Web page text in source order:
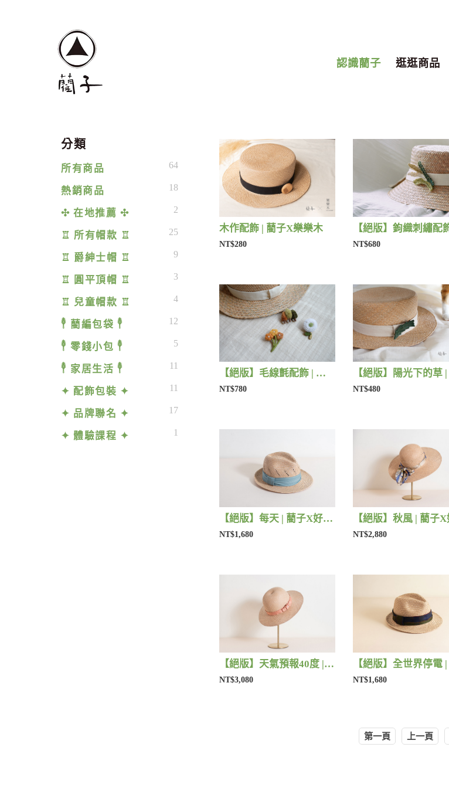
認識藺子 逛逛商品
分類
所有商品 64
熱銷商品 18
✣ 在地推薦 ✣ 2
♖ 所有帽款 ♖ 25
♖ 爵紳士帽 ♖ 9
♖ 圓平頂帽 ♖ 3
♖ 兒童帽款 ♖ 4
𓇣 藺編包袋 𓇣 12
𓇣 零錢小包 𓇣 5
𓇣 家居生活 𓇣 11
✦ 配飾包裝 ✦ 11
✦ 品牌聯名 ✦ 17
✦ 體驗課程 ✦ 1
木作配飾 | 藺子X樂樂木
NT$280 NT$680
【絕版】毛線氈配飾 | 藺子X小森物
NT$780 NT$480
【絕版】每天 | 藺子X好煩小姐
NT$1,680 NT$2,880
【絕版】天氣預報40度 | 藺子X好煩小姐
NT$3,080 NT$1,680
第一頁 上一頁